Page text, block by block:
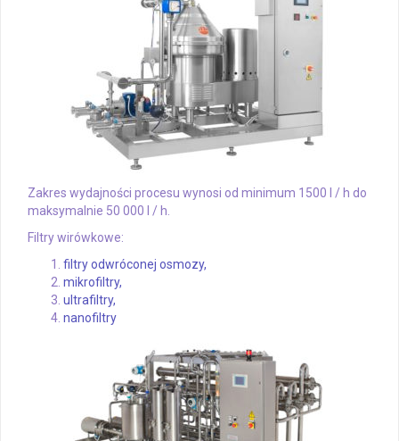
Zakres wydajności procesu wynosi od minimum 1500 l / h do
maksymalnie 50 000 l / h.
Filtry wirówkowe:
filtry odwróconej osmozy,
mikrofiltry,
ultrafiltry,
nanofiltry